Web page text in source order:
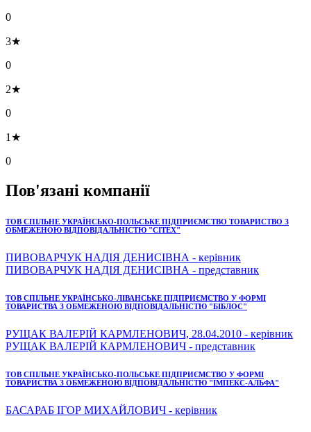
0
3★
0
2★
0
1★
0
Пов'язані компанії
ТОВ СПІЛЬНЕ УКРАЇНСЬКО-ПОЛЬСЬКЕ ПІДПРИЄМСТВО ТОВАРИСТВО З
ОБМЕЖЕНОЮ ВІДПОВІДАЛЬНІСТЮ "СІТЕХ"
ПИВОВАРЧУК НАДІЯ ДЕНИСІВНА - керівник
ПИВОВАРЧУК НАДІЯ ДЕНИСІВНА - представник
ТОВ СПІЛЬНЕ УКРАЇНСЬКО-ЛІВАНСЬКЕ ПІДПРИЄМСТВО У ФОРМІ
ТОВАРИСТВА З ОБМЕЖЕНОЮ ВІДПОВІДАЛЬНІСТЮ "БІБЛОС"
РУЩАК ВАЛЕРІЙ КАРМЛЕНОВИЧ, 28.04.2010 - керівник
РУЩАК ВАЛЕРІЙ КАРМЛЕНОВИЧ - представник
ТОВ СПІЛЬНЕ УКРАЇНСЬКО-ПОЛЬСЬКЕ ПІДПРИЄМСТВО У ФОРМІ
ТОВАРИСТВА З ОБМЕЖЕНОЮ ВІДПОВІДАЛЬНІСТЮ "ІМПЕКС-АЛЬФА"
БАСАРАБ ІГОР МИХАЙЛОВИЧ - керівник